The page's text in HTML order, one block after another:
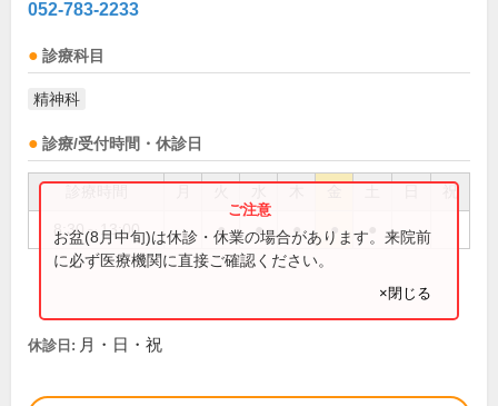
052-783-2233
診療科目
精神科
診療/受付時間・休診日
祝
8:30～13:00 ● ● ● ●
お盆(8月中旬)は休診・休業の場合があります。来院前
に必ず医療機関に直接ご確認ください。
×閉じる
休診日: 月・日・祝